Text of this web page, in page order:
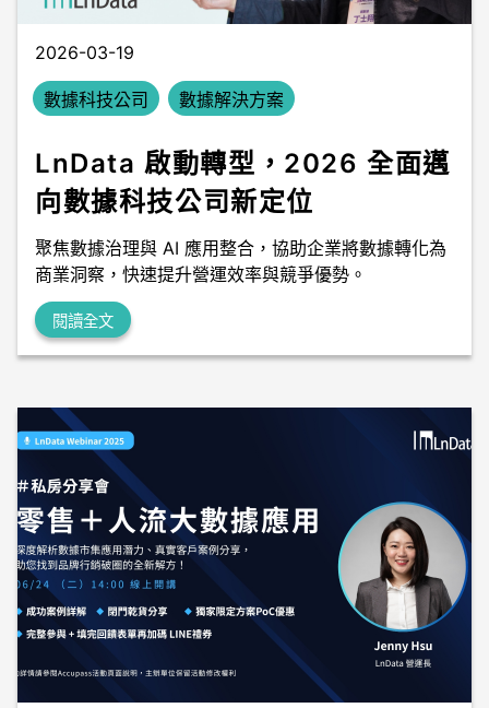
2026-03-19
數據科技公司 數據解決方案
LnData 啟動轉型，2026 全面邁
向數據科技公司新定位
聚焦數據治理與 AI 應用整合，協助企業將數據轉化為
商業洞察，快速提升營運效率與競爭優勢。
閱讀全文